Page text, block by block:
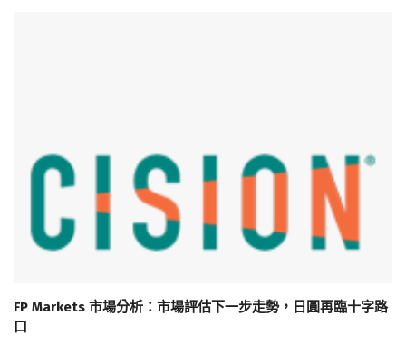
FP Markets 市場分析：市場評估下一步走勢，日圓再臨十字路
口